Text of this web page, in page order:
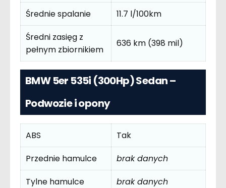
Średnie spalanie
11.7 l/100km
Średni zasięg z
pełnym zbiornikiem
636 km (398 mil)
BMW 5er 535i (300Hp) Sedan –
Podwozie i opony
ABS
Tak
Przednie hamulce
brak danych
Tylne hamulce
brak danych